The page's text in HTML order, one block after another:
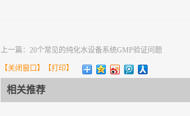
上一篇： 20个常见的纯化水设备系统GMP验证问题
【关闭窗口】【打印】
相关推荐